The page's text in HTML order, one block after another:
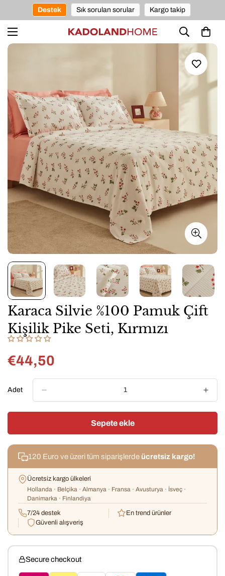
Destek Sık sorulan sorular Kargo takip
Karaca Silvie %100 Pamuk Çift
Kişilik Pike Seti, Kırmızı
Normal
€44,50
Adet
Sepete ekle
120 Euro ve üzeri tüm siparişlerde ücretsiz kargo!
Ücretsiz kargo ülkeleri
Hollanda · Belçika · Almanya · Fransa · Avusturya · İsveç ·
Danimarka · Finlandiya
7/24 destek
En trend ürünler
Güvenli alışveriş
Secure checkout